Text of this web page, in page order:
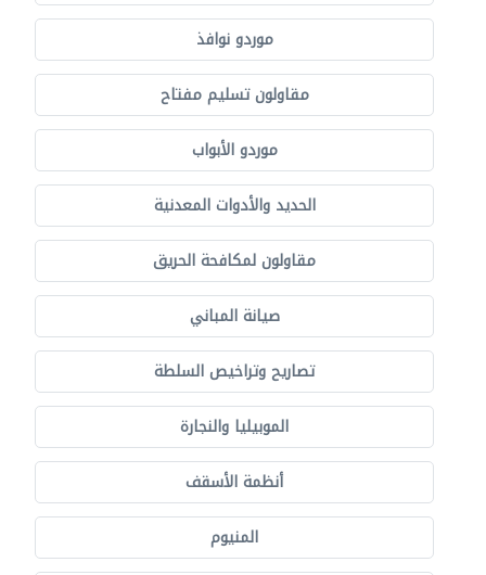
موردو نوافذ
مقاولون تسليم مفتاح
موردو الأبواب
الحديد والأدوات المعدنية
مقاولون لمكافحة الحريق
صيانة المباني
تصاريح وتراخيص السلطة
الموبيليا والنجارة
أنظمة الأسقف
المنيوم